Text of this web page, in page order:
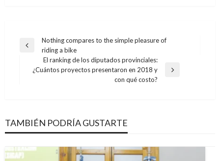
Navegación
entradas
Entrada
Nothing compares to the simple pleasure of
riding a bike
Entrada
El ranking de los diputados provinciales:
¿Cuántos proyectos presentaron en 2018 y
con qué costo?
TAMBIÉN PODRÍA GUSTARTE